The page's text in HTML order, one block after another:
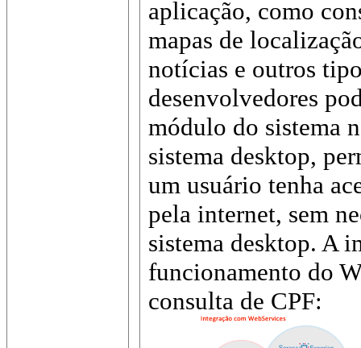
aplicação, como
mapas de
notícias e outros
desenvolvedores
módulo do sistema
sistema desktop,
um usuário tenha
pela internet, sem
sistema desktop. A
funcionamento do
consulta de CPF: